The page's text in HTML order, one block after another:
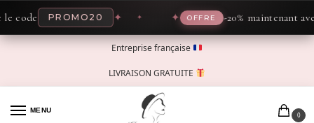
PROMO20 ✦ OFFRE -20% maintenant avec le
Entreprise française
LIVRAISON GRATUITE
MENU
0